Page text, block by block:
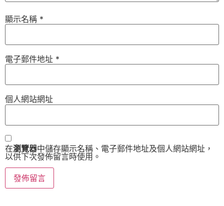
顯示名稱 *
電子郵件地址 *
個人網站網址
在瀏覽器中儲存顯示名稱、電子郵件地址及個人網站網址，
以供下次發佈留言時使用。